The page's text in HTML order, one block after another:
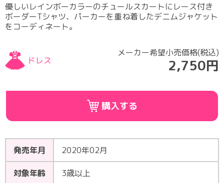
優しいレインボーカラーのチュールスカートにレース付き
ボーダーTシャツ、パーカーを重ね着したデニムジャケット
をコーディネート。
ドレス
メーカー希望小売価格(税込)
2,750円
購入する
発売年月 2020年02月
対象年齢 3歳以上